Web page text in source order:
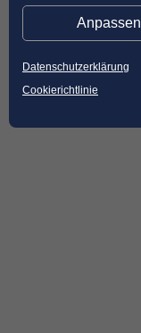
Anpassen
Datenschutzerklärung
Cookierichtlinie